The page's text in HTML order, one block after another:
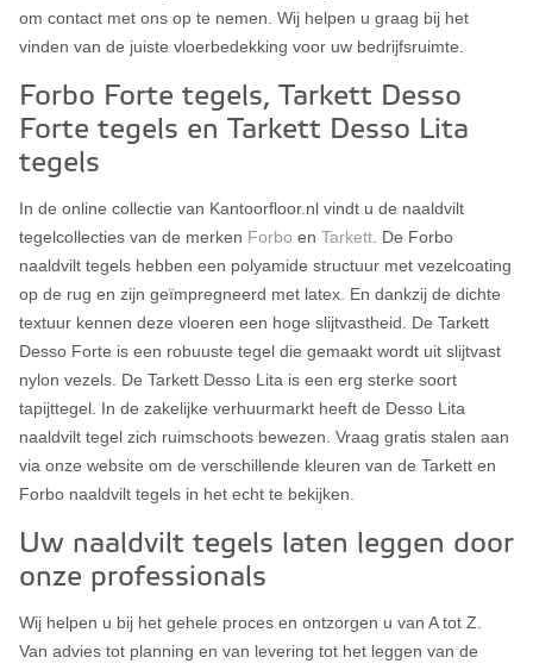
om contact met ons op te nemen. Wij helpen u graag bij het
vinden van de juiste vloerbedekking voor uw bedrijfsruimte.
Forbo Forte tegels, Tarkett Desso
Forte tegels en Tarkett Desso Lita
tegels
In de online collectie van Kantoorfloor.nl vindt u de naaldvilt
tegelcollecties van de merken Forbo en Tarkett . De Forbo
naaldvilt tegels hebben een polyamide structuur met vezelcoating
op de rug en zijn geïmpregneerd met latex. En dankzij de dichte
textuur kennen deze vloeren een hoge slijtvastheid. De Tarkett
Desso Forte is een robuuste tegel die gemaakt wordt uit slijtvast
nylon vezels. De Tarkett Desso Lita is een erg sterke soort
tapijttegel. In de zakelijke verhuurmarkt heeft de Desso Lita
naaldvilt tegel zich ruimschoots bewezen. Vraag gratis stalen aan
via onze website om de verschillende kleuren van de Tarkett en
Forbo naaldvilt tegels in het echt te bekijken.
Uw naaldvilt tegels laten leggen door
onze professionals
Wij helpen u bij het gehele proces en ontzorgen u van A tot Z.
Van advies tot planning en van levering tot het leggen van de